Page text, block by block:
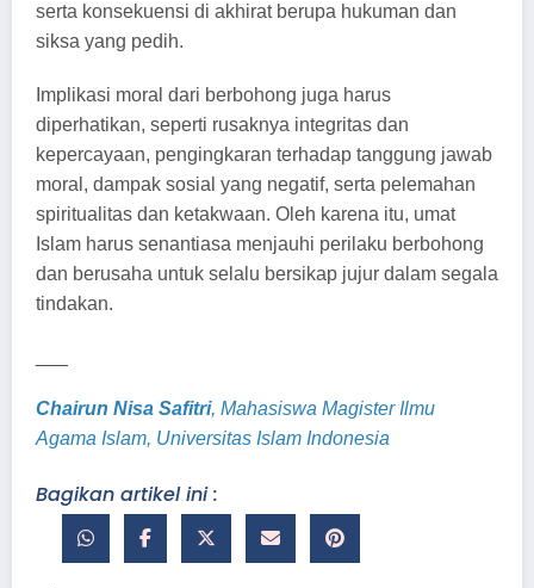
serta konsekuensi di akhirat berupa hukuman dan
siksa yang pedih.
Implikasi moral dari berbohong juga harus
diperhatikan, seperti rusaknya integritas dan
kepercayaan, pengingkaran terhadap tanggung jawab
moral, dampak sosial yang negatif, serta pelemahan
spiritualitas dan ketakwaan. Oleh karena itu, umat
Islam harus senantiasa menjauhi perilaku berbohong
dan berusaha untuk selalu bersikap jujur dalam segala
tindakan.
Chairun Nisa Safitri, Mahasiswa Magister Ilmu
Agama Islam, Universitas Islam Indonesia
Bagikan artikel ini :